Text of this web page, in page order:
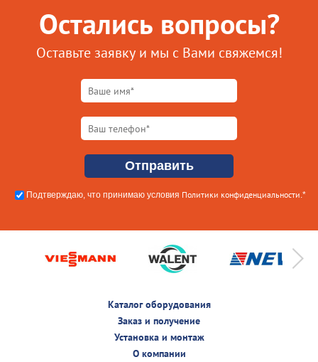
Остались вопросы?
Оставьте заявку и мы с Вами свяжемся!
Подтверждаю, что принимаю условия Политики конфиденциальности .*
Каталог оборудования
Заказ и получение
Установка и монтаж
О компании